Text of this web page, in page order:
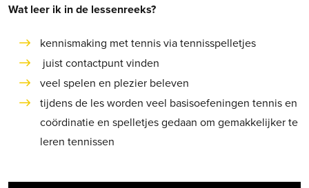
Wat leer ik in de lessenreeks?
kennismaking met tennis via tennisspelletjes
juist contactpunt vinden
veel spelen en plezier beleven
tijdens de les worden veel basisoefeningen tennis en
coördinatie en spelletjes gedaan om gemakkelijker te
leren tennissen